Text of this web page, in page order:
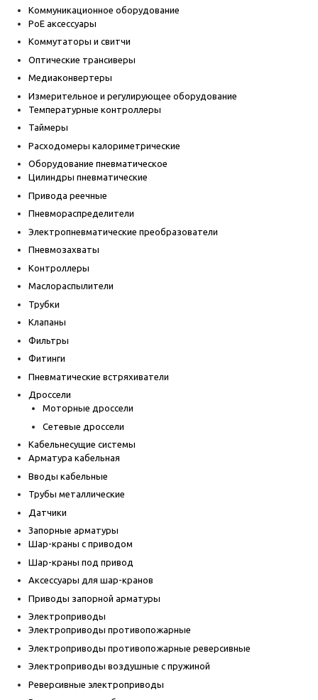
Коммуникационное оборудование
PoE аксессуары
Коммутаторы и свитчи
Оптические трансиверы
Медиаконвертеры
Измерительное и регулирующее оборудование
Температурные контроллеры
Таймеры
Расходомеры калориметрические
Оборудование пневматическое
Цилиндры пневматические
Привода реечные
Пневмораспределители
Электропневматические преобразователи
Пневмозахваты
Контроллеры
Маслораспылители
Трубки
Клапаны
Фильтры
Фитинги
Пневматические встряхиватели
Дроссели
Моторные дроссели
Сетевые дроссели
Кабельнесущие системы
Арматура кабельная
Вводы кабельные
Трубы металлические
Датчики
Запорные арматуры
Шар-краны с приводом
Шар-краны под привод
Аксессуары для шар-кранов
Приводы запорной арматуры
Электроприводы
Электроприводы противопожарные
Электроприводы противопожарные реверсивные
Электроприводы воздушные с пружиной
Реверсивные электроприводы